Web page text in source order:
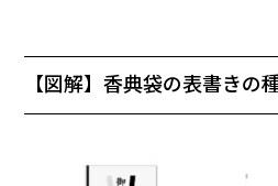
【図解】香典袋の表書きの